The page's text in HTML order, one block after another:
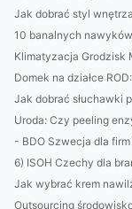
Jak dobrać styl
10 banalnych
Klimatyzacja Grodzisk
Domek na działce
Jak dobrać słuchawki
Uroda: Czy peeling
- BDO Szwecja dla
6) ISOH Czechy dla
Jak wybrać krem
Outsourcing